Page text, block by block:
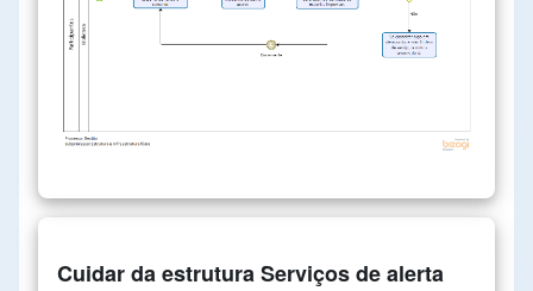
Cuidar da estrutura Serviços de alerta